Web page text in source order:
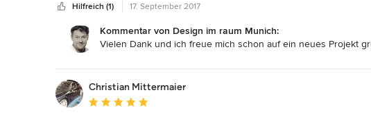
Hilfreich (1) 17. September 2017
Kommentar von Design im raum Munich:
Vielen Dank und ich freue mich schon auf ein neues Projekt
Christian Mittermaier
Durchschnittliche Bewertung: 5 von 5 Sternen